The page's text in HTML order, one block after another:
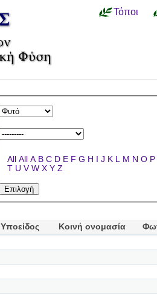
Τόποι
All All A B C D E F G H I J K L M N O P
T U V W X Y Z
Υποείδος Κοινή ονομασία